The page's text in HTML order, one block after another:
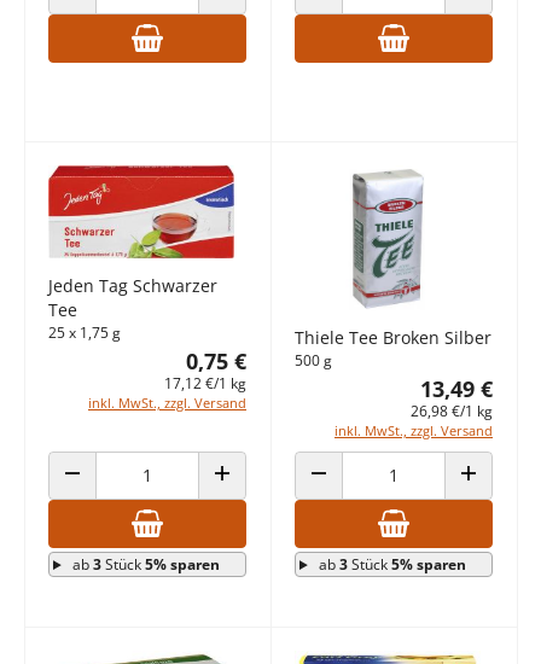
ANZAHL VERRINGERN ANZAHL ERHÖHENANZAHL VERRINGERN ANZAHL
Jeden Tag Schwarzer
Tee
25 x 1,75 g
0,75 €
17,12 €/1 kg
inkl. MwSt., zzgl. Versand
ANZAHL VERRINGERN ANZAHL ERHÖHEN
ab3Stück5% sparen
Thiele Tee Broken Silber
500 g
13,49 €
26,98 €/1 kg
inkl. MwSt., zzgl. Versand
ANZAHL VERRINGERN ANZAHL
ab3Stück5% sparen